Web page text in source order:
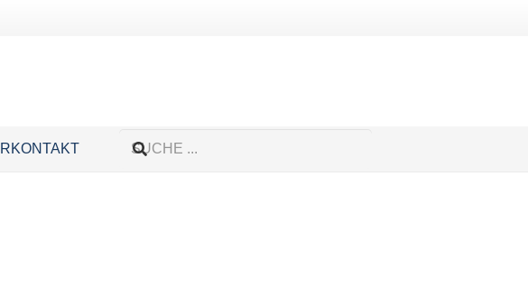
KONTAKT